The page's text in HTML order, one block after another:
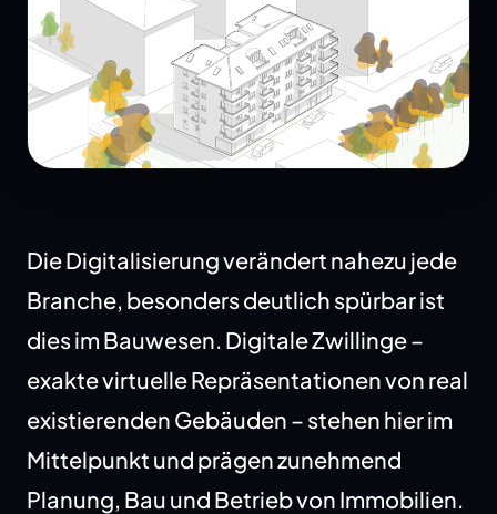
Die Digitalisierung verändert nahezu jede
Branche, besonders deutlich spürbar ist
dies im Bauwesen. Digitale Zwillinge –
exakte virtuelle Repräsentationen von real
existierenden Gebäuden – stehen hier im
Mittelpunkt und prägen zunehmend
Planung, Bau und Betrieb von Immobilien.